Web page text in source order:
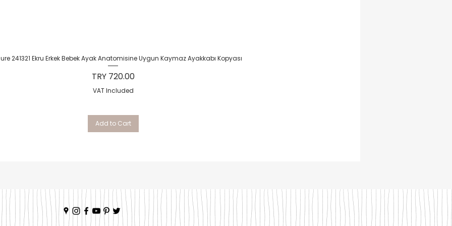
Quick View
241321 Ekru Erkek Bebek Ayak Anatomisine Uygun Kaymaz Ayakkabı Kopyası
Price
TRY 720.00
VAT Included
Add to Cart